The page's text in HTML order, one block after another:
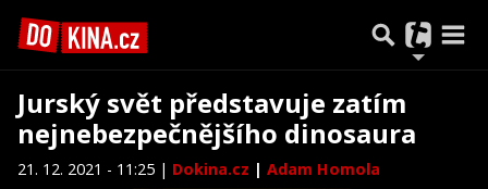
Jurský svět představuje zatím
nejnebezpečnějšího dinosaura
21. 12. 2021 - 11:25 | Dokina.cz | Adam Homola